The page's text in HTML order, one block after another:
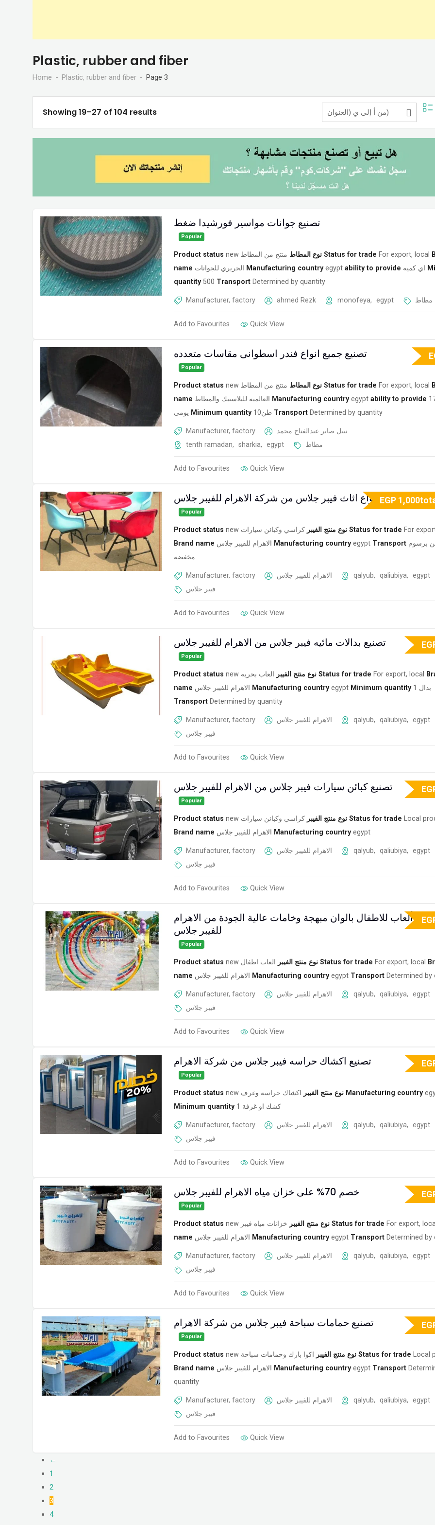
Plastic, rubber and fiber
Home Plastic, rubber and fiber Page 3
Showing 19–27 of 104 results
تصنيع جوانات مواسير فورشيدا ضغط
Popular
Product status new نوع المطاط منتج من المطاط Status for trade For export, local
name الحريري للجوانات Manufacturing country egypt ability to provide اي كميه
quantity 500 Transport Determined by quantity
Manufacturer, factory ahmed Rezk monofeya, egypt مطاط
Add to Favourites Quick View
تصنيع جميع انواع فندر اسطوانى مقاسات متعدده
Popular
Product status new نوع المطاط منتج من المطاط Status for trade For export, local
name العالمية للبلاستيك والمطاط Manufacturing country egypt ability to provide طن
يومى Minimum quantity 10طن Transport Determined by quantity
Manufacturer, factory
نبيل صابر عبدالفتاح محمد
tenth ramadan, sharkia, egypt مطاط
Add to Favourites Quick View
تصنيع جميع انواع اثاث فيبر جلاس من شركة الاهرام للفيبر جلاس
Popular
Product status new نوع منتج الفيبر كراسي وكبائن سيارات Status for trade For
Brand name الاهرام للفيبر جلاس Manufacturing country egypt Transport برسوم
مخفضة
Manufacturer, factory الاهرام للفيبر جلاس qalyub, qaliubiya,
egypt
فيبر جلاس
Add to Favourites Quick View
EGP 1,000
تصنيع بدالات مائيه فيبر جلاس من الاهرام للفيبر جلاس
Popular
Product status new نوع منتج الفيبر العاب بحريه Status for trade For export, local
name الاهرام للفيبر جلاس Manufacturing country egypt Minimum quantity
1 بدال
Transport Determined by quantity
Manufacturer, factory الاهرام للفيبر جلاس qalyub, qaliubiya,
egypt
فيبر جلاس
Add to Favourites Quick View
تصنيع كبائن سيارات فيبر جلاس من الاهرام للفيبر جلاس
Popular
Product status new نوع منتج الفيبر كراسي وكبائن سيارات Status for trade
Local
Brand name الاهرام للفيبر جلاس Manufacturing country egypt
Manufacturer, factory الاهرام للفيبر جلاس qalyub, qaliubiya,
egypt
فيبر جلاس
Add to Favourites Quick View
ألعاب للاطفال بالوان مبهجة وخامات عالية الجودة من الاهرام
للفيبر جلاس
Popular
Product status new نوع منتج الفيبر العاب اطفال Status for trade For export, local
name الاهرام للفيبر جلاس Manufacturing country egypt Transport Determined by
Manufacturer, factory الاهرام للفيبر جلاس qalyub, qaliubiya,
egypt
فيبر جلاس
Add to Favourites Quick View
تصنيع اكشاك حراسه فيبر جلاس من شركة الاهرام
Popular
Product status new نوع منتج الفيبر اكشاك حراسه وغرف Manufacturing country
Minimum quantity
1 كشك او غرفة
Manufacturer, factory الاهرام للفيبر جلاس qalyub, qaliubiya,
egypt
فيبر جلاس
Add to Favourites Quick View
خصم 70% على خزان مياه الاهرام للفيبر جلاس
Popular
Product status new نوع منتج الفيبر خزانات مياه فيبر Status for trade For export, local
name الاهرام للفيبر جلاس Manufacturing country egypt Transport Determined by
Manufacturer, factory الاهرام للفيبر جلاس qalyub, qaliubiya,
egypt
فيبر جلاس
Add to Favourites Quick View
تصنيع حمامات سباحة فيبر جلاس من شركة الاهرام
Popular
Product status new نوع منتج الفيبر اكوا بارك وحمامات سباحة Status for trade
Local
Brand name الاهرام للفيبر جلاس Manufacturing country egypt Transport
quantity
Manufacturer, factory الاهرام للفيبر جلاس qalyub, qaliubiya,
egypt
فيبر جلاس
Add to Favourites Quick View
←
1
2
3
4